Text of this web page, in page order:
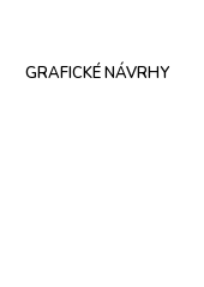
GRAFICKÉ NÁVRHY